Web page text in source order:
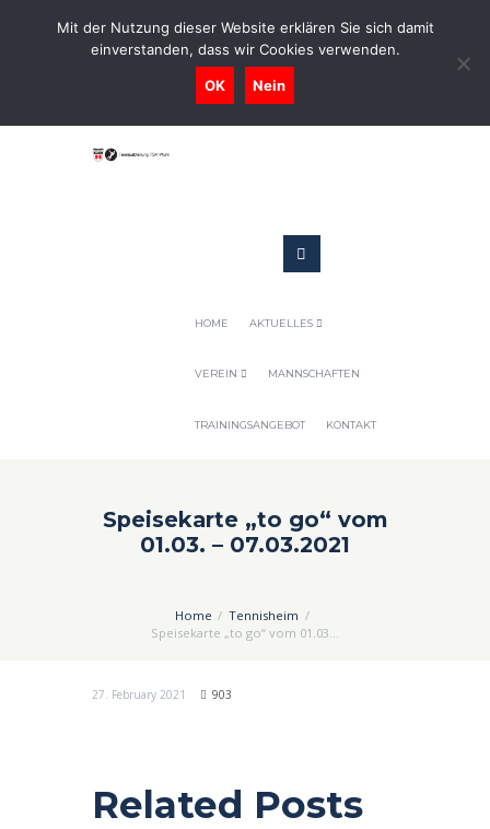
0731-9716400
Geschaeftsstelle@tennis-tsv-pfuhl.de
HOME AKTUELLES
VEREIN MANNSCHAFTEN
TRAININGSANGEBOT KONTAKT
Speisekarte „to go“ vom
01.03. – 07.03.2021
Home
Tennisheim
Speisekarte „to go“ vom 01.03...
27. February 2021 903
Related Posts
Mit der Nutzung dieser Website erklären Sie sich damit
einverstanden, dass wir Cookies verwenden.
OK Nein